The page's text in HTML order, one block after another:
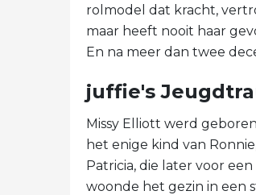
rolmodel dat kracht,
maar heeft nooit haar
En na meer dan twee
juffie's
Missy Elliott werd
het enige kind van
Patricia, die later voor
woonde het gezin in een